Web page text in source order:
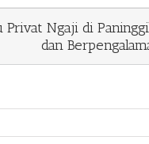
Privat Ngaji di
dan